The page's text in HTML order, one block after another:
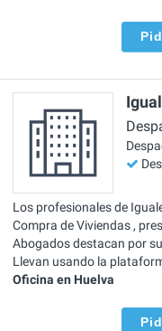
Los profesionales de
Compra de Viviendas ,
Abogados destacan por
Llevan usando la
Oficina en Huelva